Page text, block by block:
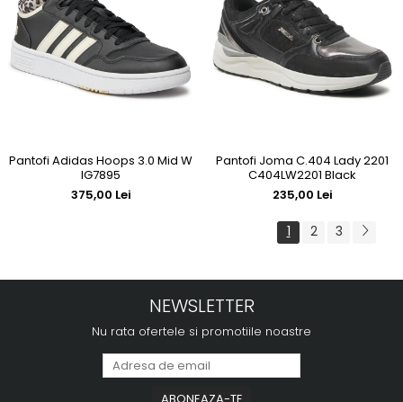
Pantofi Adidas Hoops 3.0 Mid W
IG7895
375,00 Lei
Pantofi Joma C.404 Lady 2201
C404LW2201 Black
235,00 Lei
1 2 3
NEWSLETTER
Nu rata ofertele si promotiile noastre